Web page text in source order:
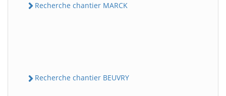
Recherche chantier MARCK
Recherche chantier BEUVRY